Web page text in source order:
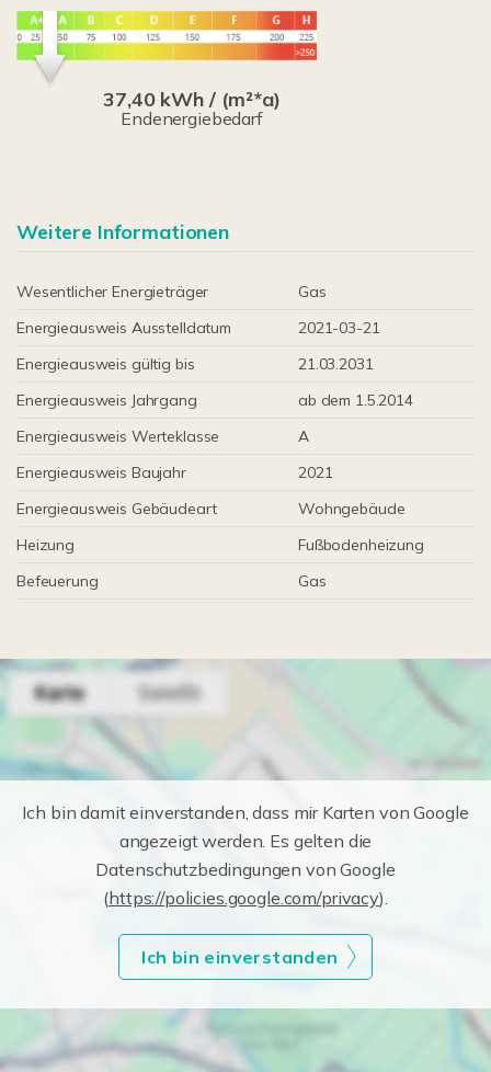
37,40 kWh / (m²*a)
Endenergiebedarf
Weitere Informationen
Wesentlicher Energieträger
Gas
Energieausweis Ausstelldatum
2021-03-21
Energieausweis gültig bis
21.03.2031
Energieausweis Jahrgang
ab dem 1.5.2014
Energieausweis Werteklasse
A
Energieausweis Baujahr
2021
Energieausweis Gebäudeart
Wohngebäude
Heizung
Fußbodenheizung
Befeuerung
Gas
Ich bin damit einverstanden, dass mir Karten von Google
angezeigt werden. Es gelten die
Datenschutzbedingungen von Google
(https://policies.google.com/privacy).
Ich bin einverstanden